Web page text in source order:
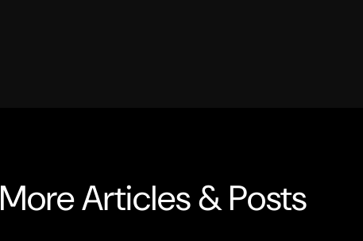
More Articles & Posts